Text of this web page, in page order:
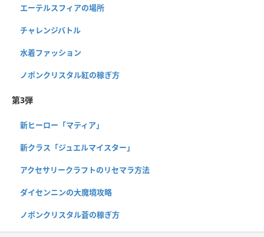
エーテルスフィアの場所
チャレンジバトル
水着ファッション
ノポンクリスタル紅の稼ぎ方
第3弾
新ヒーロー「マティア」
新クラス「ジュエルマイスター」
アクセサリークラフトのリセマラ方法
ダイセンニンの大魔境攻略
ノポンクリスタル蒼の稼ぎ方